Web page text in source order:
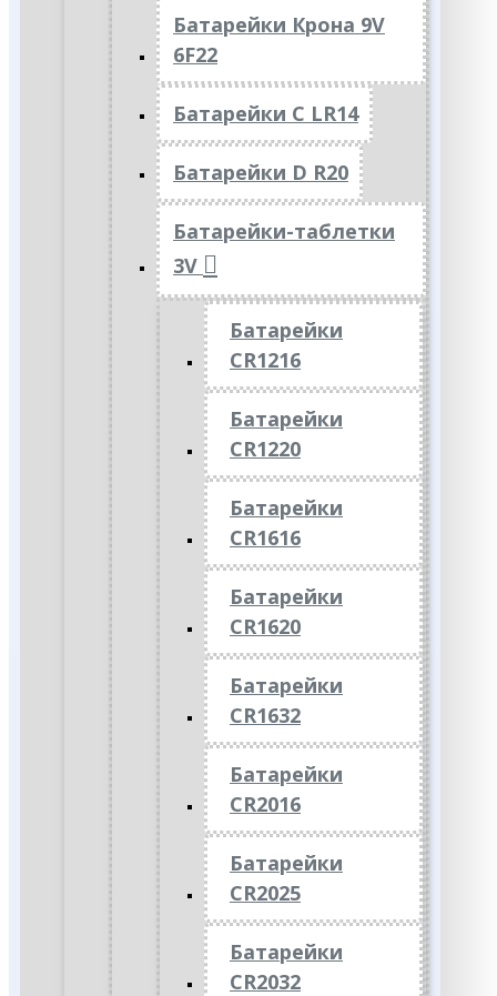
Батарейки Крона 9V
6F22
Батарейки C LR14
Батарейки D R20
Батарейки-таблетки
3V
Батарейки
CR1216
Батарейки
CR1220
Батарейки
CR1616
Батарейки
CR1620
Батарейки
CR1632
Батарейки
CR2016
Батарейки
CR2025
Батарейки
CR2032